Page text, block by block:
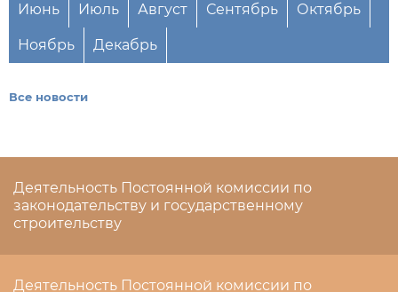
Июнь Июль Август Сентябрь Октябрь
Ноябрь Декабрь
Все новости
Деятельность Постоянной комиссии по
законодательству и государственному
строительству
Деятельность Постоянной комиссии по